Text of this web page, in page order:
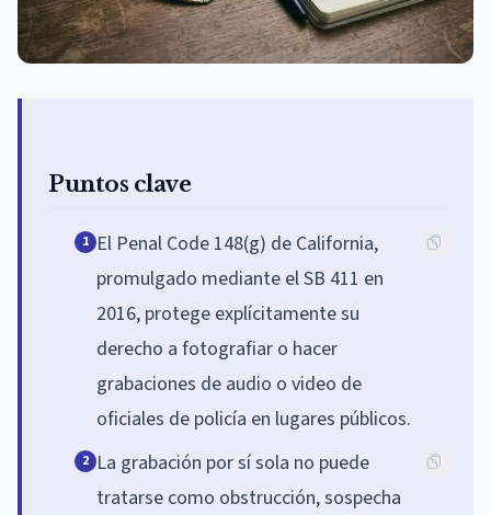
Puntos clave
1 El Penal Code 148(g) de California,
promulgado mediante el SB 411 en
2016, protege explícitamente su
derecho a fotografiar o hacer
grabaciones de audio o video de
oficiales de policía en lugares públicos.
2 La grabación por sí sola no puede
tratarse como obstrucción, sospecha